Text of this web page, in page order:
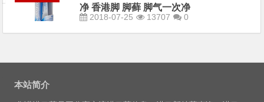
净 香港脚 脚藓 脚气一次净
2018-07-25 13707 0
本站简介